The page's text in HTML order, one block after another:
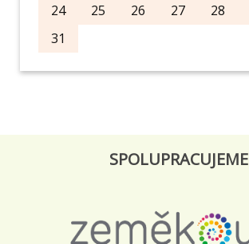
24
25 26 27 28
31
SPOLUPRACUJEME